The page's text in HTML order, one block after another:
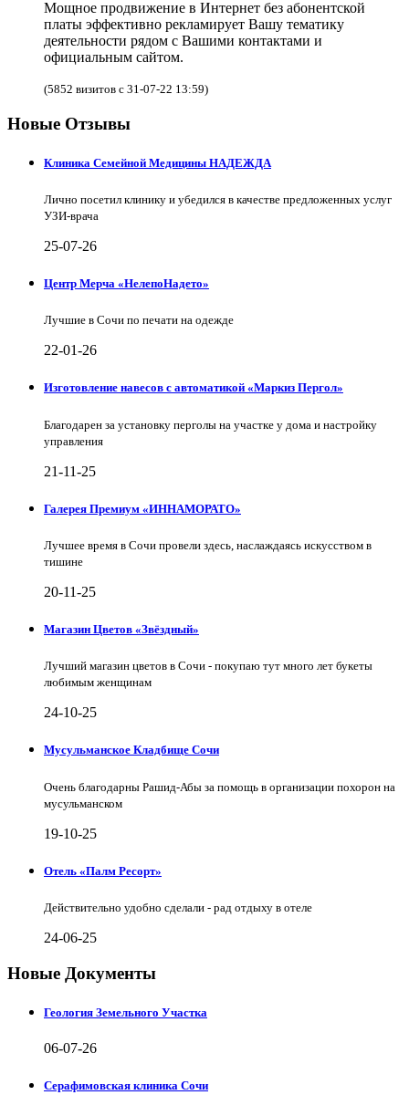
Мощное продвижение в Интернет без абонентской
платы эффективно рекламирует Вашу тематику
деятельности рядом с Вашими контактами и
официальным сайтом.
(5852 визитов с 31-07-22 13:59)
Новые Отзывы
Клиника Семейной Медицины НАДЕЖДА
Лично посетил клинику и убедился в качестве предложенных услуг
УЗИ-врача
25-07-26
Центр Мерча «НелепоНадето»
Лучшие в Сочи по печати на одежде
22-01-26
Изготовление навесов с автоматикой «Маркиз Пергол»
Благодарен за установку перголы на участке у дома и настройку
управления
21-11-25
Галерея Премиум «ИННАМОРАТО»
Лучшее время в Сочи провели здесь, наслаждаясь искусством в
тишине
20-11-25
Магазин Цветов «Звёздный»
Лучший магазин цветов в Сочи - покупаю тут много лет букеты
любимым женщинам
24-10-25
Мусульманское Кладбище Сочи
Очень благодарны Рашид-Абы за помощь в организации похорон на
мусульманском
19-10-25
Отель «Палм Ресорт»
Действительно удобно сделали - рад отдыху в отеле
24-06-25
Новые Документы
Геология Земельного Участка
06-07-26
Серафимовская клиника Сочи